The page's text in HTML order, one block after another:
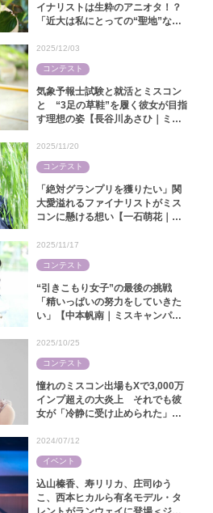
イナリストは生粋のアニオタ！？
「近大は私にとっての“聖地”なん
2025】
気象予報士試験と就活とミスコン
と “3足の草鞋”を履く彼女が目指
す理想の姿【長谷川あさひ｜ミス
2025/12/03
コンテスト
「絶対グランプリを獲りたい」関
大愛溢れるファイナリストがミス
コンに懸ける想い【一石萌花｜ミ
2025/11/20
コンテスト
“引きこもり女子”の最後の挑戦
「精いっぱいの努力をしていきた
い」【中本帆南｜ミスキャンパス
2025/11/17
コンテスト
憧れのミスコン出場もXで3,000万
インプ超えの大炎上 それでも彼
女が「冷静に受け止められた」ワ
2025】
2025/10/25
コンテスト
込山榛香、寿リリカ、庄司ゆう
こ、西本ヒカルら有名モデル・タ
2024/07/12
イベント